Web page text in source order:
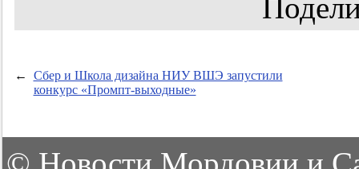
←
Сбер и Школа дизайна НИУ ВШЭ запустили
конкурс «Промпт-выходные»